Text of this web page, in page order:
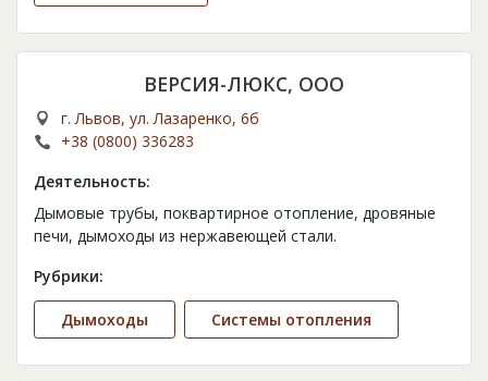
ВЕРСИЯ-ЛЮКС, ООО
г. Львов, ул. Лазаренко, 6б
+38 (0800) 336283
Деятельность:
Дымовые трубы, поквартирное отопление, дровяные
печи, дымоходы из нержавеющей стали.
Рубрики:
Дымоходы Cистемы отопления